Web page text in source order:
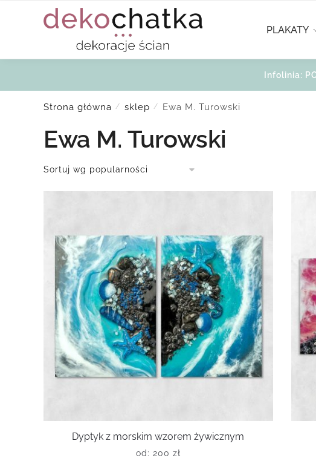
PLAKATY
Infolinia:
Strona główna / sklep / Ewa M. Turowski
Ewa M. Turowski
Dyptyk z morskim wzorem żywicznym
od: 200 zł